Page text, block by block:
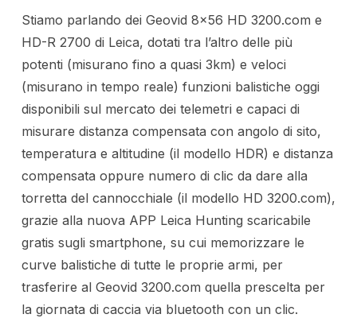
Stiamo parlando dei Geovid 8×56 HD 3200.com e
HD-R 2700 di Leica, dotati tra l’altro delle più
potenti (misurano fino a quasi 3km) e veloci
(misurano in tempo reale) funzioni balistiche oggi
disponibili sul mercato dei telemetri e capaci di
misurare distanza compensata con angolo di sito,
temperatura e altitudine (il modello HDR) e distanza
compensata oppure numero di clic da dare alla
torretta del cannocchiale (il modello HD 3200.com),
grazie alla nuova APP Leica Hunting scaricabile
gratis sugli smartphone, su cui memorizzare le
curve balistiche di tutte le proprie armi, per
trasferire al Geovid 3200.com quella prescelta per
la giornata di caccia via bluetooth con un clic.